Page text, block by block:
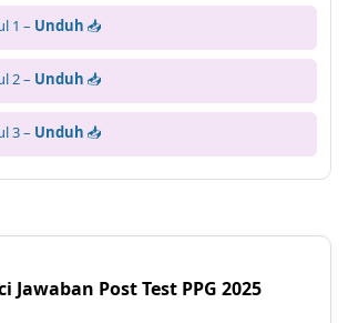
1 – Unduh 📥
2 – Unduh 📥
3 – Unduh 📥
Jawaban Post Test PPG 2025